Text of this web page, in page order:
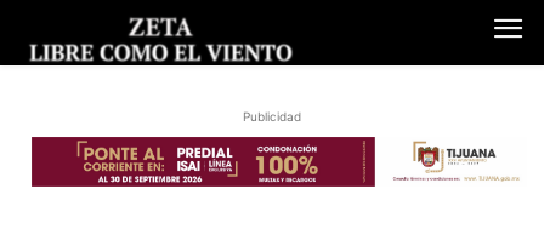
Publicidad